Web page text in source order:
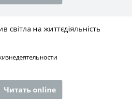
світла на життєдіяльність
Читать online